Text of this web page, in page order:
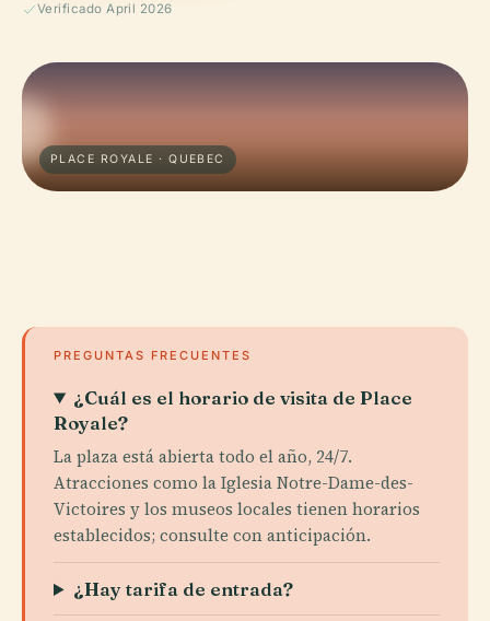
Verificado April 2026
PLACE ROYALE · QUEBEC
PREGUNTAS FRECUENTES
¿Cuál es el horario de visita de Place
Royale?
La plaza está abierta todo el año, 24/7.
Atracciones como la Iglesia Notre-Dame-des-
Victoires y los museos locales tienen horarios
establecidos; consulte con anticipación.
¿Hay tarifa de entrada?